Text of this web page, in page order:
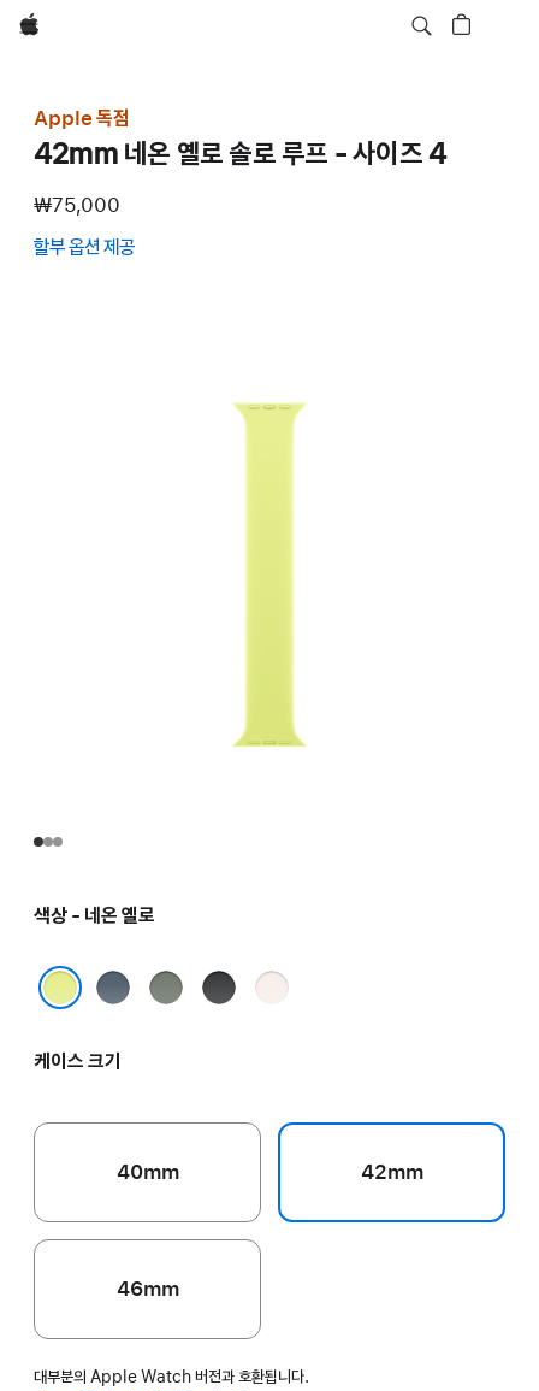
Apple
Apple 독점
42mm 네온 옐로 솔로 루프 - 사이즈 4
₩75,000
할부 옵션 제공
색상 - 네온 옐로
앵커
그린
블랙
라이트
케이스 크기
40mm 42mm
46mm
대부분의 Apple Watch 버전과 호환됩니다.